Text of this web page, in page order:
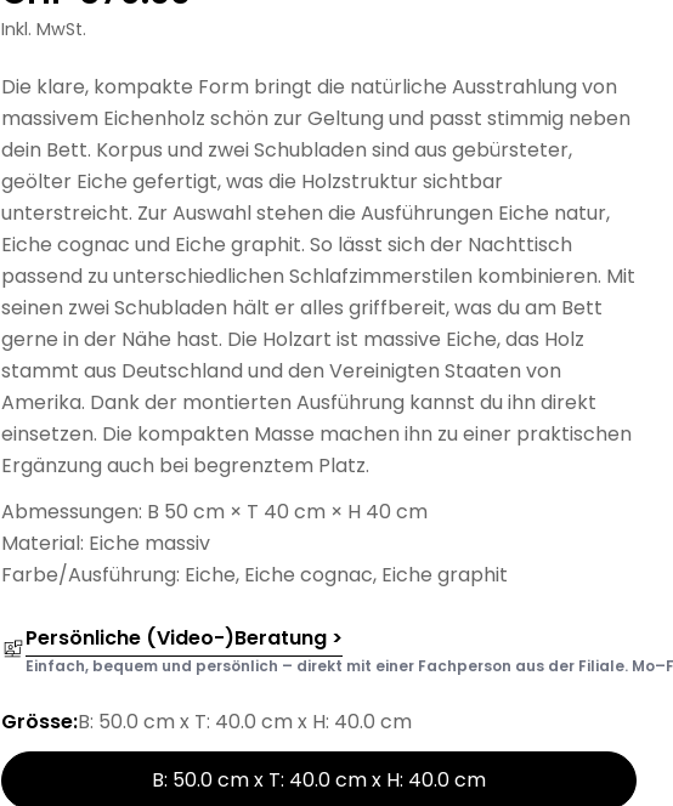
Preis
Inkl. MwSt.
Die klare, kompakte Form bringt die natürliche Ausstrahlung von
massivem Eichenholz schön zur Geltung und passt stimmig neben
dein Bett. Korpus und zwei Schubladen sind aus gebürsteter,
geölter Eiche gefertigt, was die Holzstruktur sichtbar
unterstreicht. Zur Auswahl stehen die Ausführungen Eiche natur,
Eiche cognac und Eiche graphit. So lässt sich der Nachttisch
passend zu unterschiedlichen Schlafzimmerstilen kombinieren. Mit
seinen zwei Schubladen hält er alles griffbereit, was du am Bett
gerne in der Nähe hast. Die Holzart ist massive Eiche, das Holz
stammt aus Deutschland und den Vereinigten Staaten von
Amerika. Dank der montierten Ausführung kannst du ihn direkt
einsetzen. Die kompakten Masse machen ihn zu einer praktischen
Ergänzung auch bei begrenztem Platz.
Abmessungen: B 50 cm × T 40 cm × H 40 cm
Material: Eiche massiv
Farbe/Ausführung: Eiche, Eiche cognac, Eiche graphit
Persönliche (Video-)Beratung >
Einfach, bequem und persönlich – direkt mit einer Fachperson aus der Filiale. Mo–Fr
Grösse:B: 50.0 cm x T: 40.0 cm x H: 40.0 cm
B: 50.0 cm x T: 40.0 cm x H: 40.0 cm